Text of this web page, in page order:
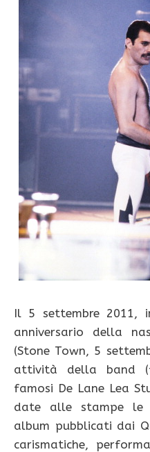
Il 5 settembre 2011,
anniversario della
(Stone Town, 5
attività della band
famosi De Lane Lea
date alle stampe le
album pubblicati dai
carismatiche,